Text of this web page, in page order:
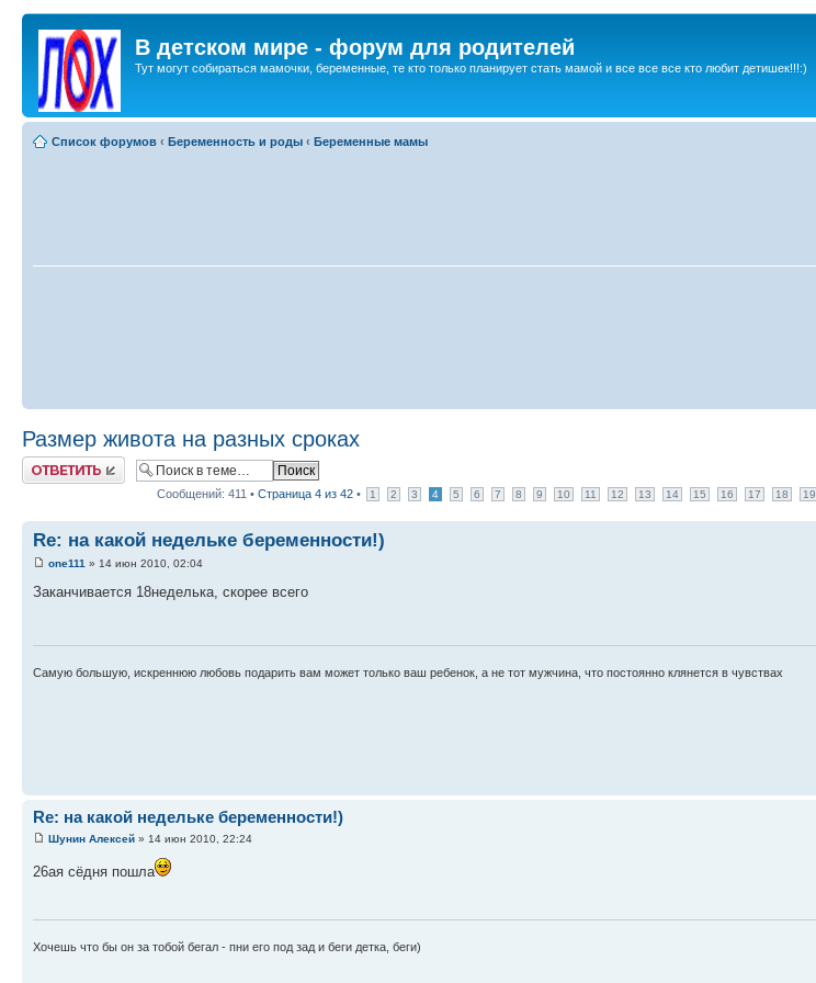
В детском мире - форум для родителей
Тут могут собираться мамочки, беременные, те кто только планирует стать мамой и все все все кто любит детишек!!!:)
Список форумов ‹ Беременность и роды ‹ Беременные мамы
Размер живота на разных сроках
Ответить
Сообщений: 411 • Страница 4 из 42 • 1 2 3 4 5 6 7 8 9 10 11 12 13 14 15 16 17 18 19
Re: на какой недельке беременности!)
one111 » 14 июн 2010, 02:04
Заканчивается 18неделька, скорее всего
Самую большую, искреннюю любовь подарить вам может только ваш ребенок, а не тот мужчина, что постоянно клянется в чувствах
Re: на какой недельке беременности!)
Шунин Алексей » 14 июн 2010, 22:24
26ая сёдня пошла
Хочешь что бы он за тобой бегал - пни его под зад и беги детка, беги)